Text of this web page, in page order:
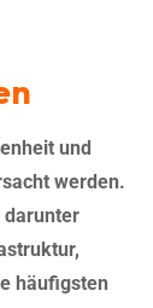
und
werden.
darunter
häufigsten